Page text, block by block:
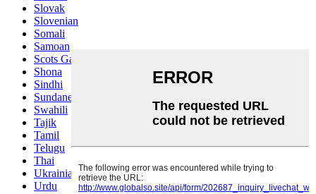
Slovak
Slovenian
Somali
Samoan
Scots Gaelic
Shona
Sindhi
Sundanese
Swahili
Tajik
Tamil
Telugu
Thai
Ukrainian
Urdu